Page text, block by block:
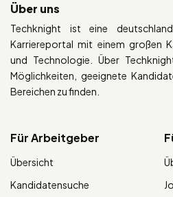
Über uns
Techknight ist eine
Karriereportal mit einem großen
und Technologie. Über
Möglichkeiten, geeignete
Bereichen zu finden.
Für Arbeitgeber
Übersicht
Kandidatensuche